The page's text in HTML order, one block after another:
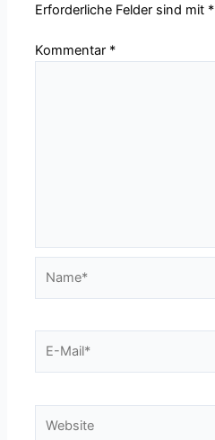
Erforderliche Felder sind mit *
Kommentar *
Mail*